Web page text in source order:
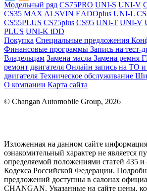
Модельный ряд CS75PRO UNI-S UNI-V
CS35 MAX ALSVIN EADOplus UNI-L
CS55PLUS CS75plus CS95 UNI-T UNI-V
PLUS UNI-K iDD
Покупка Специальные предложения
Финансовые программы Запись на тест-
Владельцам Замена масла Замена ремня
ремонт двигателя Онлайн запись на ТО и
двигателя Техническое обслуживание
О компании Карта сайта
© Changan Automobile Group, 2026
Изложенная на данном сайте
ознакомительный характер не является
определяемой положениями статей 435 и
Кодекса Российской Федерации.
предложений доступны в салонах
CHANGAN. Указанные на сайте цены,